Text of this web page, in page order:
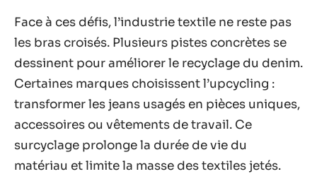
Face à ces défis, l’industrie textile ne reste pas
les bras croisés. Plusieurs pistes concrètes se
dessinent pour améliorer le recyclage du denim.
Certaines marques choisissent l’upcycling :
transformer les jeans usagés en pièces uniques,
accessoires ou vêtements de travail. Ce
surcyclage prolonge la durée de vie du
matériau et limite la masse des textiles jetés.